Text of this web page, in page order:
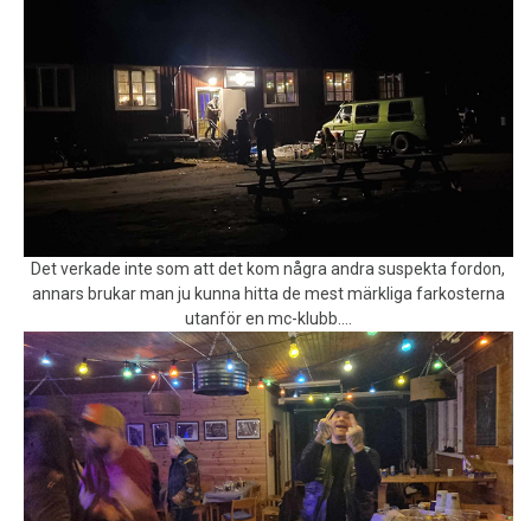
Det verkade inte som att det kom några andra suspekta fordon,
annars brukar man ju kunna hitta de mest märkliga farkosterna
utanför en mc-klubb….